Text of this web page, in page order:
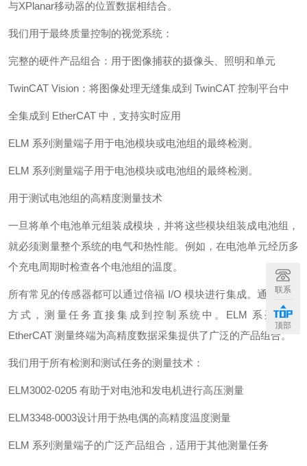
与XPlanar移动器的位置数据相结合。
我们用于最终质量控制的视觉系统：
完整的硬件产品组合：用于图像捕获的摄像头、照明和单元
TwinCAT Vision：将图像处理无缝集成到 TwinCAT 控制平台中
全集成到 EtherCAT 中，支持实时应用
ELM 系列测量端子用于电池模块或电池组的最终检测。
ELM 系列测量端子用于电池模块或电池组的最终检测。
用于测试电池组的高精度测量技术
一旦将单个电池单元组装成模块，并将这些模块组装成电池组，
就必须测量整个系统的电气和热性能。例如，在电池单元经历多
个充电周期时检查各个电池组的温度。
所有常见的传感器都可以通过倍福 I/O 模块进行集成。通过这种
方式，测量任务直接集成到控制系统中。ELM 系列中的
EtherCAT 测量终端为高精度数据采集提供了广泛的产品组合。
我们用于所有检测和测试任务的测量技术：
ELM3002-0205 有助于对电池和发电机进行高压测量
ELM3348-0003设计用于热电偶的高精度温度测量
ELM 系列测量端子的广泛产品组合，适用于其他测量任务
联系
顶部